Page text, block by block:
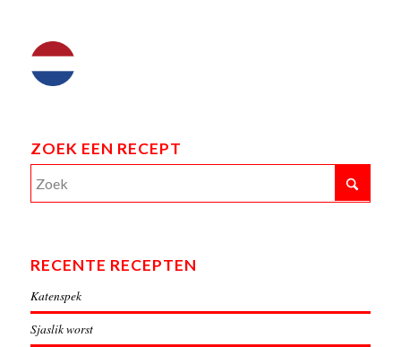
ZOEK EEN RECEPT
RECENTE RECEPTEN
Katenspek
Sjaslik worst